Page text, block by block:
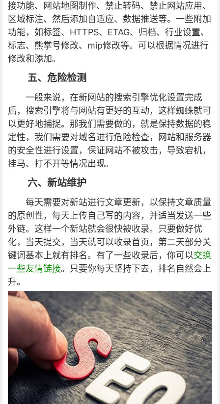
接功能、网站地图制作、禁止转码、禁止网站应用、
区域标注、然后添加自适应、数据推送等。一些附加
功能，如标签、HTTPS、ETAG、归档、行业设置、
标志、熊掌号修改、mip修改等。可以根据情况进行
修改和添加。
五、危险检测
一般来说，在新网站的搜索引擎优化设置完成
后，搜索引擎将与网站有更好的互动，这样蜘蛛就可
以更好地捕捉。那我们需要做的，就是保持数据的稳
定性，我们需要对域名进行危险检查，网站和服务器
的安全性进行设置，保证网站不被攻击，导致宕机，
挂马、打不开等情况出现。
六、新站维护
每天需要对新站进行文章更新，以保持文章质量
的原创性，每天上传自己写的内容，并适当发送一些
外链。这样一个新站就会很快被收录。只要做好优
化，当天提交，当天就可以收录首页，第二天部分关
键词基本上就有排名。有了一些收录后，你可以交换
一些友情链接。只要你每天坚持下去，排名自然会上
升。